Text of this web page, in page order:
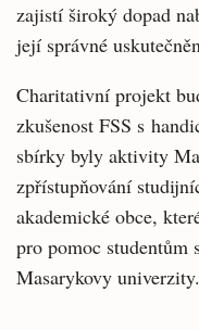
zajistí široký dopad
její správné
Charitativní projekt
zkušenost FSS s
sbírky byly aktivity
zpřístupňování
akademické obce,
pro pomoc studentům
Masarykovy univerzity.